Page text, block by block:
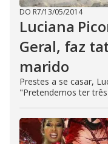
DO R7/13/05/2014
Luciana
Geral, faz
marido
Prestes a se casar,
"Pretendemos ter